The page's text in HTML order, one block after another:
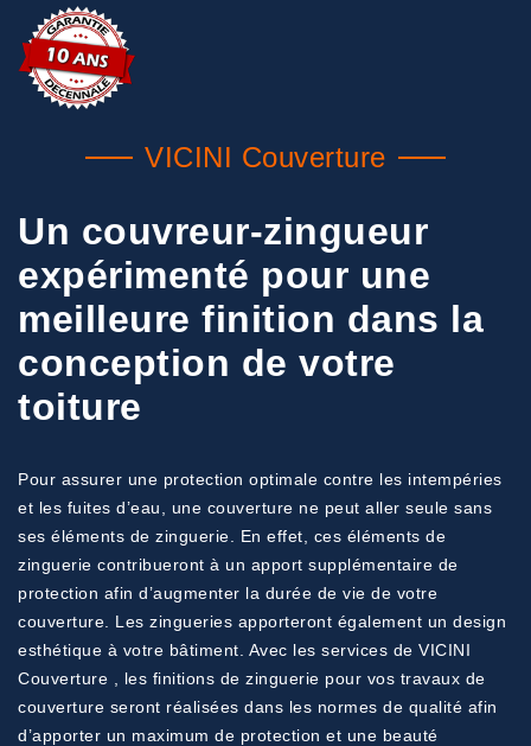
VICINI Couverture
Un couvreur-zingueur
expérimenté pour une
meilleure finition dans la
conception de votre
toiture
Pour assurer une protection optimale contre les intempéries
et les fuites d’eau, une couverture ne peut aller seule sans
ses éléments de zinguerie. En effet, ces éléments de
zinguerie contribueront à un apport supplémentaire de
protection afin d’augmenter la durée de vie de votre
couverture. Les zingueries apporteront également un design
esthétique à votre bâtiment. Avec les services de VICINI
Couverture , les finitions de zinguerie pour vos travaux de
couverture seront réalisées dans les normes de qualité afin
d’apporter un maximum de protection et une beauté